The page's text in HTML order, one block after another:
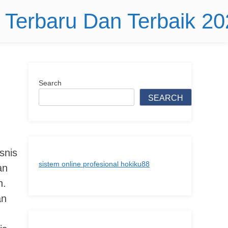
Dan Terbaik
Search
SEARCH
sistem online profesional hokiku88